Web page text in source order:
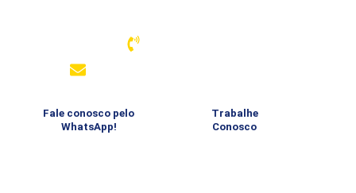
Fale conosco pelo
WhatsApp!
Trabalhe
Conosco